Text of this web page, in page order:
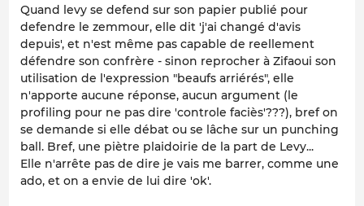
Quand levy se defend sur son papier publié pour
defendre le zemmour, elle dit 'j'ai changé d'avis
depuis', et n'est même pas capable de reellement
défendre son confrère - sinon reprocher à Zifaoui son
utilisation de l'expression "beaufs arriérés", elle
n'apporte aucune réponse, aucun argument (le
profiling pour ne pas dire 'controle faciès'???), bref on
se demande si elle débat ou se lâche sur un punching
ball. Bref, une piètre plaidoirie de la part de Levy...
Elle n'arrête pas de dire je vais me barrer, comme une
ado, et on a envie de lui dire 'ok'.